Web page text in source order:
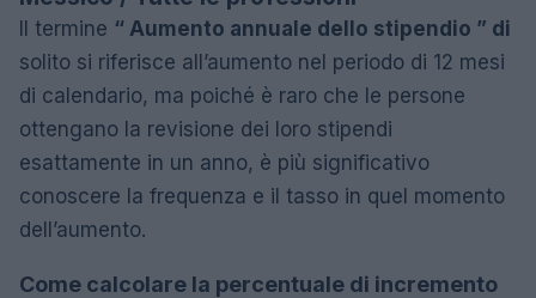
Il termine “ Aumento annuale dello stipendio ” di
solito si riferisce all’aumento nel periodo di 12 mesi
di calendario, ma poiché è raro che le persone
ottengano la revisione dei loro stipendi
esattamente in un anno, è più significativo
conoscere la frequenza e il tasso in quel momento
dell’aumento.
Come calcolare la percentuale di incremento